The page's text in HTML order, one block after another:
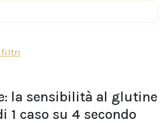
filtri
la sensibilità al glutine
1 caso su 4 secondo